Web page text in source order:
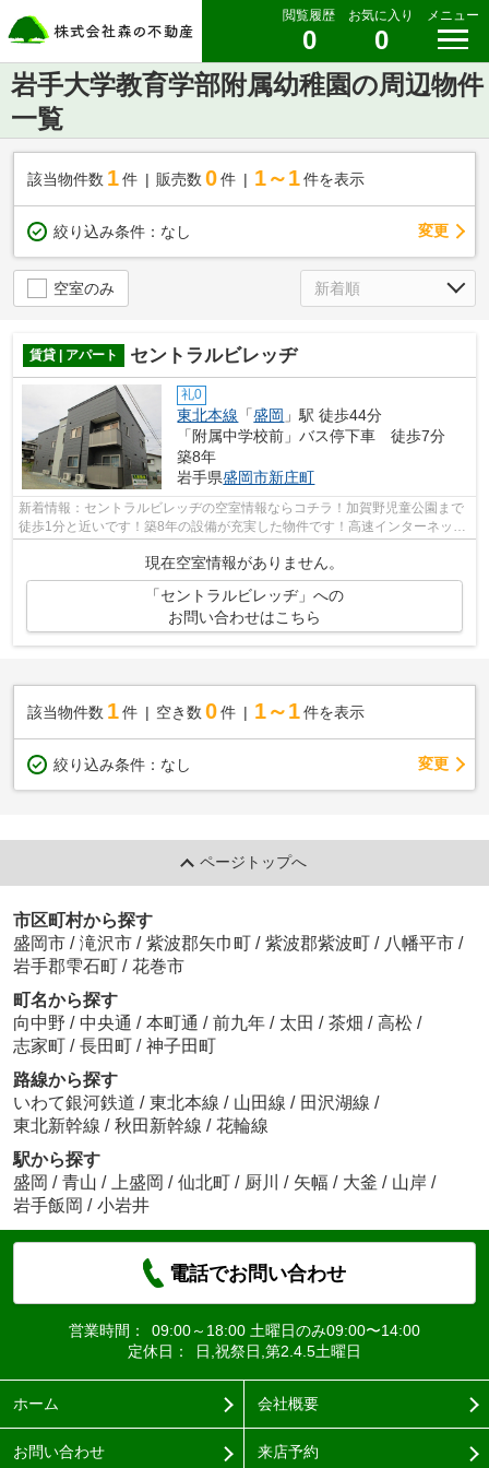
閲覧履歴
0
お気に入り
0
メニュー
岩手大学教育学部附属幼稚園の周辺物件
一覧
該当物件数 1件 販売数 0 件 1～1 件を表示
絞り込み条件： なし 変更
空室のみ
賃貸 | アパート セントラルビレッヂ
礼0
東北本線 「盛岡 」駅 徒歩44分
「附属中学校前」バス停下車 徒歩7分
築8年
岩手県盛岡市新庄町
新着情報：セントラルビレッヂの空室情報ならコチラ！加賀野児童公園まで
徒歩1分と近いです！築8年の設備が充実した物件です！高速インターネット
現在空室情報がありません。
「セントラルビレッヂ」への
お問い合わせはこちら
該当物件数 1件 空き数 0 件 1～1 件を表示
絞り込み条件： なし 変更
ページトップへ
市区町村から探す
盛岡市 / 滝沢市 / 紫波郡矢巾町 / 紫波郡紫波町 / 八幡平市 /
岩手郡雫石町 / 花巻市
町名から探す
向中野 / 中央通 / 本町通 / 前九年 / 太田 / 茶畑 / 高松 /
志家町 / 長田町 / 神子田町
路線から探す
いわて銀河鉄道 / 東北本線 / 山田線 / 田沢湖線 /
東北新幹線 / 秋田新幹線 / 花輪線
駅から探す
盛岡 / 青山 / 上盛岡 / 仙北町 / 厨川 / 矢幅 / 大釜 / 山岸 /
岩手飯岡 / 小岩井
電話でお問い合わせ
営業時間：
09:00～18:00 土曜日のみ09:00〜14:00
定休日：
日,祝祭日,第2.4.5土曜日
ホーム 会社概要
お問い合わせ 来店予約